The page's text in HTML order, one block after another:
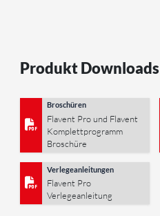
Produkt Downloads
Broschüren
Flavent Pro und Flavent
Komplettprogramm
Broschüre
Verlegeanleitungen
Flavent Pro
Verlegeanleitung